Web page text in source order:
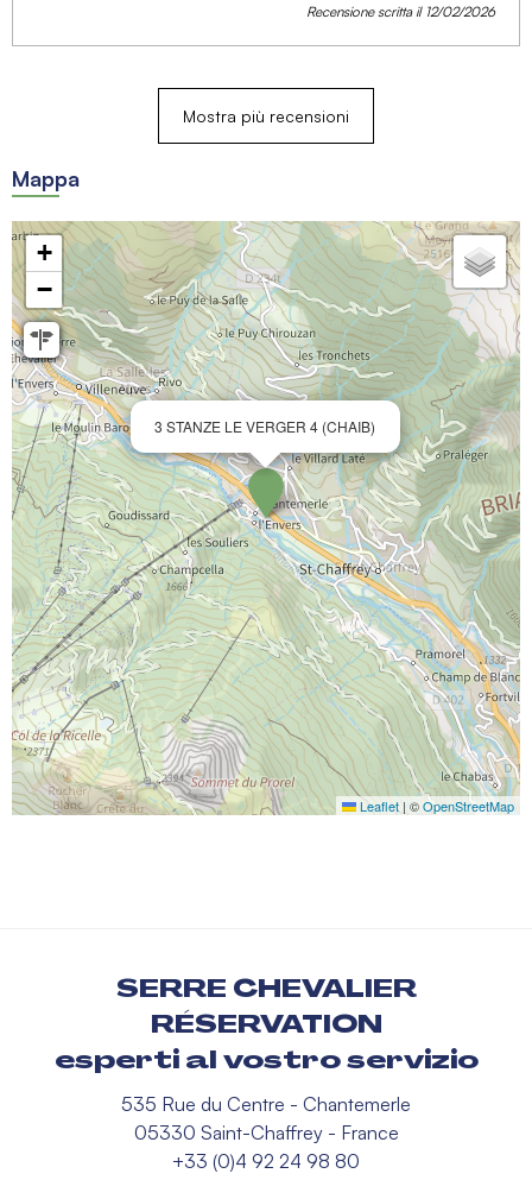
Recensione scritta il 12/02/2026
Mostra più recensioni
Mappa
3 STANZE LE VERGER 4 (CHAIB)
+
−
Leaflet | ©OpenStreetMap
SERRE CHEVALIER
RÉSERVATION
esperti al vostro servizio
535 Rue du Centre - Chantemerle
05330 Saint-Chaffrey - France
+33 (0)4 92 24 98 80